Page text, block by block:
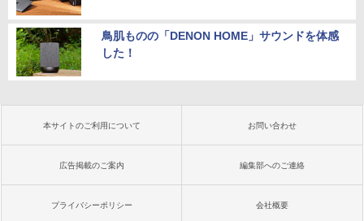
鳥肌ものの「DENON HOME」サウンドを体感
した！
本サイトのご利用について お問い合わせ
広告掲載のご案内 編集部へのご連絡
プライバシーポリシー 会社概要